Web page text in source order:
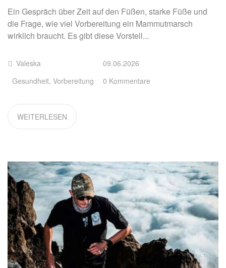
Ein Gespräch über Zeit auf den Füßen, starke Füße und
die Frage, wie viel Vorbereitung ein Mammutmarsch
wirklich braucht. Es gibt diese Vorstell...
Valeska
Gesundheit, Vorbereitung
09.06.2026
0 Kommentare
WEITERLESEN